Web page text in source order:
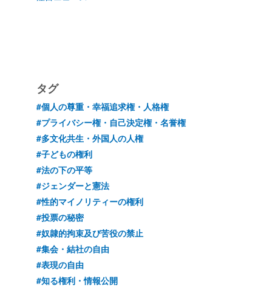
タグ
#個人の尊重・幸福追求権・人格権
#プライバシー権・自己決定権・名誉権
#多文化共生・外国人の人権
#子どもの権利
#法の下の平等
#ジェンダーと憲法
#性的マイノリティーの権利
#投票の秘密
#奴隷的拘束及び苦役の禁止
#集会・結社の自由
#表現の自由
#知る権利・情報公開